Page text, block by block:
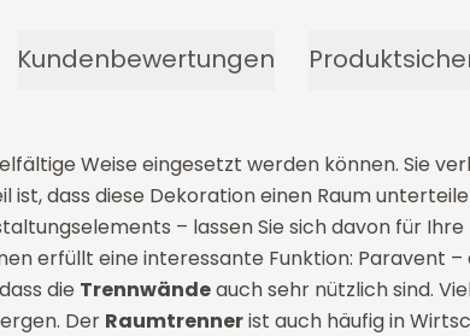
Kundenbewertungen
Weise eingesetzt werden können. Sie
dass diese Dekoration einen Raum
– lassen Sie sich davon für
erfüllt eine interessante Funktion: Paravent
die Trennwändeauch sehr nützlich sind.
Der Raumtrennerist auch häufig in